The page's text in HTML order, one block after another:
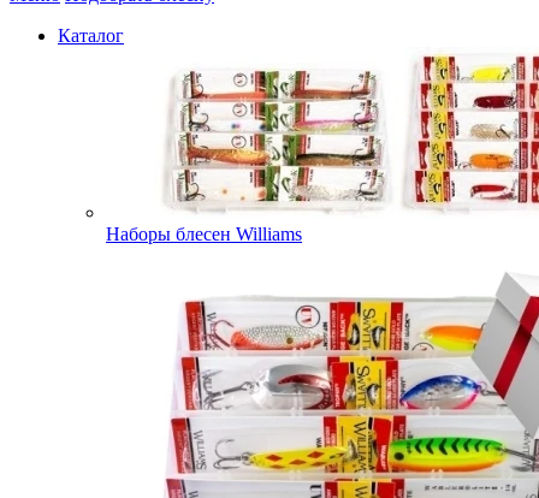
Каталог
Наборы блесен Williams